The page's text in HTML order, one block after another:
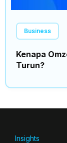
Business
Kenapa
Turun?
Insights